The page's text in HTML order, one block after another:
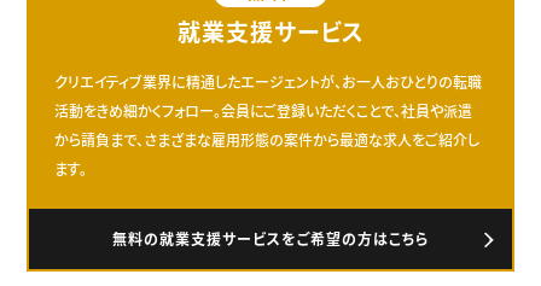
就業支援サービス
クリエイティブ業界に精通したエージェントが、お一人おひとりの転職
活動をきめ細かくフォロー。会員にご登録いただくことで、社員や派遣
から請負まで、さまざまな雇用形態の案件から最適な求人をご紹介し
ます。
無料の就業支援サービスをご希望の方はこちら